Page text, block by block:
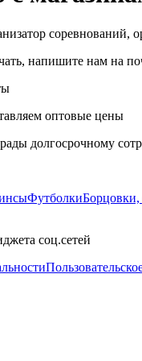
соревнований,
напишите нам на
оптовые цены
долгосрочному
Футболки
соц.сетей